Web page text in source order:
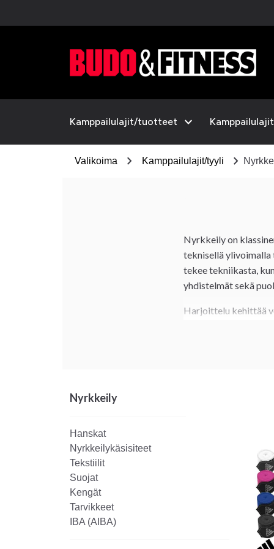
Kamppailulajit/tuotteet expand_more
Valikoima chevron_right Kamppailulajit/tyyli chevron_right
Nyrkkeily on
teknisellä ylivoimalla
tekee tekniikasta,
yhdistelmät sekä
Harjoittelu kehittää
Harjoitteletpa
Nyrkkeily
Hanskat
Nyrkkeilykäsisiteet
Tekstiilit
Suojat
Kengät
Tarvikkeet
IBA (AIBA)